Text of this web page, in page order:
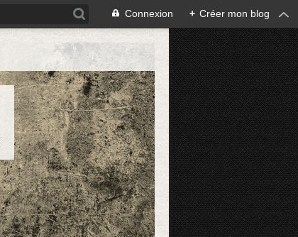
Connexion + Créer mon blog